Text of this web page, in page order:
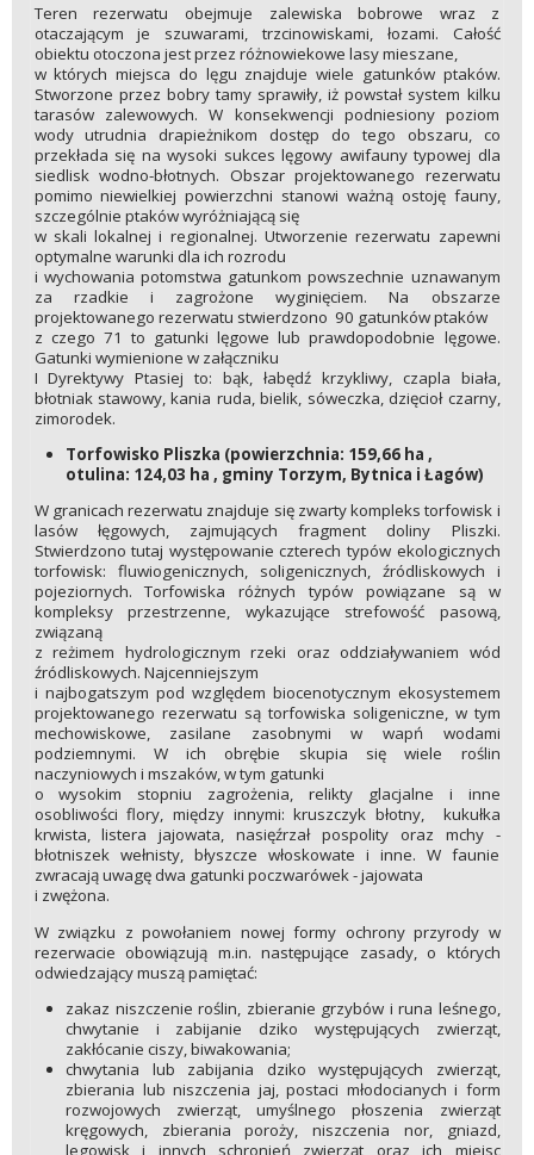
Teren rezerwatu obejmuje zalewiska bobrowe wraz z
otaczającym je szuwarami, trzcinowiskami, łozami. Całość
obiektu otoczona jest przez różnowiekowe lasy mieszane,
w których miejsca do lęgu znajduje wiele gatunków ptaków.
Stworzone przez bobry tamy sprawiły, iż powstał system kilku
tarasów zalewowych. W konsekwencji podniesiony poziom
wody utrudnia drapieżnikom dostęp do tego obszaru, co
przekłada się na wysoki sukces lęgowy awifauny typowej dla
siedlisk wodno-błotnych. Obszar projektowanego rezerwatu
pomimo niewielkiej powierzchni stanowi ważną ostoję fauny,
szczególnie ptaków wyróżniającą się
w skali lokalnej i regionalnej. Utworzenie rezerwatu zapewni
optymalne warunki dla ich rozrodu
i wychowania potomstwa gatunkom powszechnie uznawanym
za rzadkie i zagrożone wyginięciem. Na obszarze
projektowanego rezerwatu stwierdzono 90 gatunków ptaków
z czego 71 to gatunki lęgowe lub prawdopodobnie lęgowe.
Gatunki wymienione w załączniku
I Dyrektywy Ptasiej to: bąk, łabędź krzykliwy, czapla biała,
błotniak stawowy, kania ruda, bielik, sóweczka, dzięcioł czarny,
zimorodek.
Torfowisko Pliszka (powierzchnia: 159,66 ha ,
otulina: 124,03 ha , gminy Torzym, Bytnica i Łagów)
W granicach rezerwatu znajduje się zwarty kompleks torfowisk i
lasów łęgowych, zajmujących fragment doliny Pliszki.
Stwierdzono tutaj występowanie czterech typów ekologicznych
torfowisk: fluwiogenicznych, soligenicznych, źródliskowych i
pojeziornych. Torfowiska różnych typów powiązane są w
kompleksy przestrzenne, wykazujące strefowość pasową,
związaną
z reżimem hydrologicznym rzeki oraz oddziaływaniem wód
źródliskowych. Najcenniejszym
i najbogatszym pod względem biocenotycznym ekosystemem
projektowanego rezerwatu są torfowiska soligeniczne, w tym
mechowiskowe, zasilane zasobnymi w wapń wodami
podziemnymi. W ich obrębie skupia się wiele roślin
naczyniowych i mszaków, w tym gatunki
o wysokim stopniu zagrożenia, relikty glacjalne i inne
osobliwości flory, między innymi: kruszczyk błotny, kukułka
krwista, listera jajowata, nasięźrzał pospolity oraz mchy -
błotniszek wełnisty, błyszcze włoskowate i inne. W faunie
zwracają uwagę dwa gatunki poczwarówek - jajowata
i zwężona.
W związku z powołaniem nowej formy ochrony przyrody w
rezerwacie obowiązują m.in. następujące zasady, o których
odwiedzający muszą pamiętać:
zakaz niszczenie roślin, zbieranie grzybów i runa leśnego,
chwytanie i zabijanie dziko występujących zwierząt,
zakłócanie ciszy, biwakowania;
chwytania lub zabijania dziko występujących zwierząt,
zbierania lub niszczenia jaj, postaci młodocianych i form
rozwojowych zwierząt, umyślnego płoszenia zwierząt
kręgowych, zbierania poroży, niszczenia nor, gniazd,
legowisk i innych schronień zwierząt oraz ich miejsc